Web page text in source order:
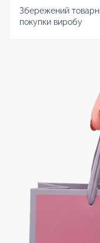
Збережений
покупки виробу